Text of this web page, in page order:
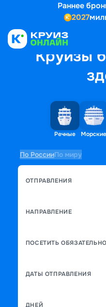
Раннее
2027
Круизы
Речные Морские
По РоссииПо миру
ОТПРАВЛЕНИЯ
НАПРАВЛЕНИЕ
ПОСЕТИТЬ ОБЯЗАТЕЛЬНО
ДАТЫ ОТПРАВЛЕНИЯ
ДНЕЙ